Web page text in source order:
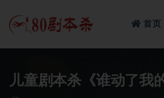
首页
儿童剧本杀《谁动了我